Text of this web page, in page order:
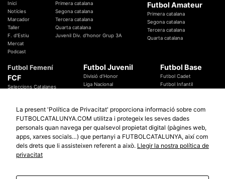
Inici
Notícies
Marcador
Taller
F. d'Estiu
Mercat
Podcast
Primera catalana
Segona catalana
Tercera catalana
Quarta catalana
Juvenil Div. d'honor Grup 3A
Futbol Amateur
Primera catalana
Segona catalana
Tercera catalana
Quarta catalana
Futbol Femení
FCF
Seleccions Catalanes
Temes Federatius
Futbol Juvenil
Divisió d'Honor
Liga Nacional
Futbol Base
Futbol Cadet
Futbol Infantil
Futbol Catalunya
Promocions
Sortejos
Participació
Especials
Copa Catalunya Absoluta 2019
Copa del Rei 2019 - 2020
La present 'Política de Privacitat' proporciona informació sobre com
FUTBOLCATALUNYA.COM utilitza i protegeix les seves dades
personals quan navega per qualsevol propietat digital (pàgines web,
apps, xarxes socials…) que pertanyi a FUTBOLCATALUNYA, així com
dels drets que li assisteixen referent a això. Llegir la nostra política de
privacitat